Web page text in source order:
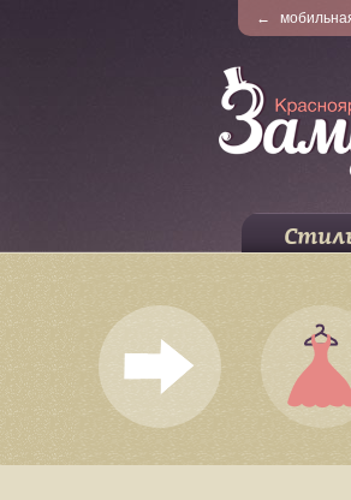
←